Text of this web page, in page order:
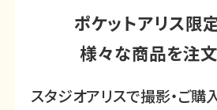
ポケットアリス限
様々な商品を注文
スタジオアリスで撮影・ご